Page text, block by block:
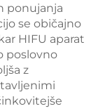
ponujanja
se običajno
HIFU aparat
poslovno
z